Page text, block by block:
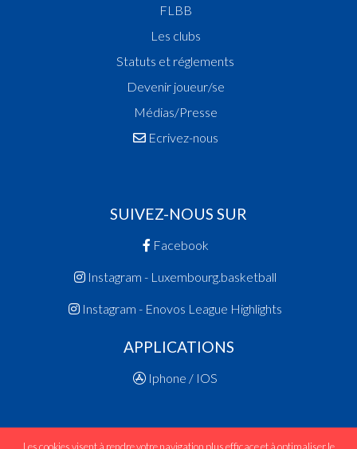
FLBB
Les clubs
Statuts et réglements
Devenir joueur/se
Médias/Presse
Ecrivez-nous
SUIVEZ-NOUS SUR
Facebook
Instagram - Luxembourg.basketball
Instagram - Enovos League Highlights
APPLICATIONS
Iphone / IOS